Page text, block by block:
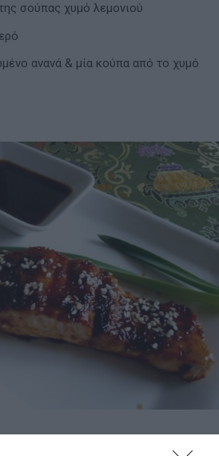
σούπας χυμό λεμονιού
ανανά & μία κούπα από το χυμό